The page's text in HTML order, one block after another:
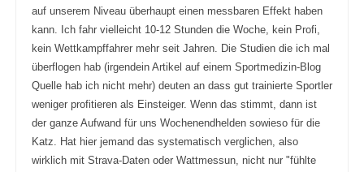
auf unserem Niveau überhaupt einen messbaren Effekt haben
kann. Ich fahr vielleicht 10-12 Stunden die Woche, kein Profi,
kein Wettkampffahrer mehr seit Jahren. Die Studien die ich mal
überflogen hab (irgendein Artikel auf einem Sportmedizin-Blog
Quelle hab ich nicht mehr) deuten an dass gut trainierte Sportler
weniger profitieren als Einsteiger. Wenn das stimmt, dann ist
der ganze Aufwand für uns Wochenendhelden sowieso für die
Katz. Hat hier jemand das systematisch verglichen, also
wirklich mit Strava-Daten oder Wattmessun, nicht nur "fühlte